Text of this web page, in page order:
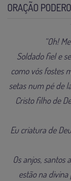
ORAÇÃO
“Oh!
Soldado fiel e
como vós fostes
setas num pé de
Cristo filho de
Eu criatura de
Os anjos, santos
estão na